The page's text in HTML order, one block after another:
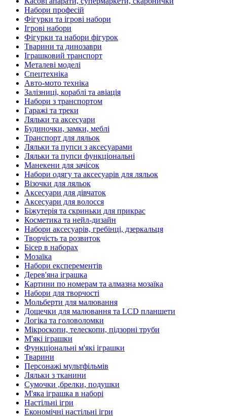
Набори професій
Фігурки та ігрові набори
Ігрові набори
Фігурки та набори фігурок
Тварини та динозаври
Іграшковий транспорт
Металеві моделі
Спецтехніка
Авто-мото техніка
Залізниці, кораблі та авіація
Набори з транспортом
Гаражі та треки
Ляльки та аксесуари
Будиночки, замки, меблі
Транспорт для ляльок
Ляльки та пупси з аксесуарами
Ляльки та пупси функціональні
Манекени для зачісок
Набори одягу та аксесуарів для ляльок
Візочки для ляльок
Аксесуари для дівчаток
Аксесуари для волосся
Біжутерія та скриньки для прикрас
Косметика та нейл-дизайн
Набори аксесуарів, гребінці, дзеркальця
Творчість та розвиток
Бісер в наборах
Мозаїка
Набори експерементів
Дерев'яна іграшка
Картини по номерам та алмазна мозаїка
Набори для творчості
Мольберти для малювання
Дощечки для малювання та LCD планшети
Логіка та головоломки
Мікроскопи, телескопи, підзорні труби
М'які іграшки
Функціональні м'які іграшки
Тварини
Персонажі мультфільмів
Ляльки з тканини
Сумочки ,брелки, подушки
М'яка іграшка в наборі
Настільні ігри
Економічні настільні ігри